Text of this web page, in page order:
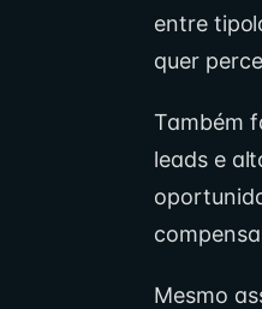
entre
quer
Também
leads e
Mesmo